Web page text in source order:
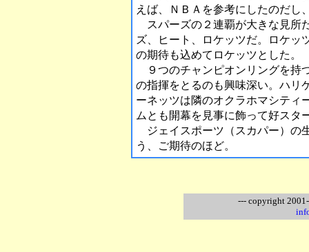
えば、ＮＢＡを参考にしたのだし
スパーズの２連覇が大きな見所
ズ、ヒート、ロケッツだ。ロケッ
の期待も込めてロケッツとした。
９つのチャンピオンリングを持
の指揮をとるのも興味深い。ハリ
ーネッツは隣のオクラホマシティ
ムとも開幕を見事に飾って好スタ
ジェイスポーツ（スカパー）の
う、ご期待のほど。
--- copyright